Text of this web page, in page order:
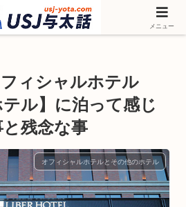
ンテンドーワールド アトラクションなどユニ
て情報収集しています
ィシャルホテル
テル】に泊って感じ
残念な事
オフィシャルホテルとその他のホテル
メニュー